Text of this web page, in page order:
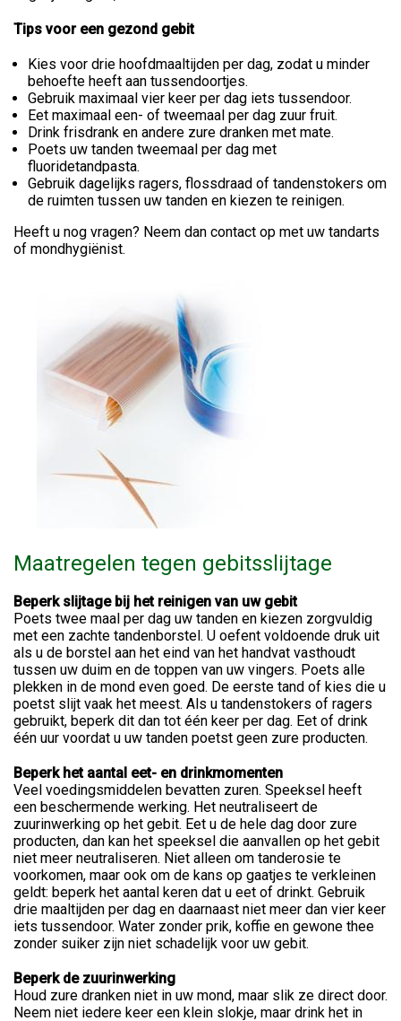
Tips voor een gezond gebit
Kies voor drie hoofdmaaltijden per dag, zodat u minder
behoefte heeft aan tussendoortjes.
Gebruik maximaal vier keer per dag iets tussendoor.
Eet maximaal een- of tweemaal per dag zuur fruit.
Drink frisdrank en andere zure dranken met mate.
Poets uw tanden tweemaal per dag met
fluoridetandpasta.
Gebruik dagelijks ragers, flossdraad of tandenstokers om
de ruimten tussen uw tanden en kiezen te reinigen.
Heeft u nog vragen? Neem dan contact op met uw tandarts
of mondhygiënist.
Maatregelen tegen gebitsslijtage
Beperk slijtage bij het reinigen van uw gebit
Poets twee maal per dag uw tanden en kiezen zorgvuldig
met een zachte tandenborstel. U oefent voldoende druk uit
als u de borstel aan het eind van het handvat vasthoudt
tussen uw duim en de toppen van uw vingers. Poets alle
plekken in de mond even goed. De eerste tand of kies die u
poetst slijt vaak het meest. Als u tandenstokers of ragers
gebruikt, beperk dit dan tot één keer per dag. Eet of drink
één uur voordat u uw tanden poetst geen zure producten.
Beperk het aantal eet- en drinkmomenten
Veel voedingsmiddelen bevatten zuren. Speeksel heeft
een beschermende werking. Het neutraliseert de
zuurinwerking op het gebit. Eet u de hele dag door zure
producten, dan kan het speeksel die aanvallen op het gebit
niet meer neutraliseren. Niet alleen om tanderosie te
voorkomen, maar ook om de kans op gaatjes te verkleinen
geldt: beperk het aantal keren dat u eet of drinkt. Gebruik
drie maaltijden per dag en daarnaast niet meer dan vier keer
iets tussendoor. Water zonder prik, koffie en gewone thee
zonder suiker zijn niet schadelijk voor uw gebit.
Beperk de zuurinwerking
Houd zure dranken niet in uw mond, maar slik ze direct door.
Neem niet iedere keer een klein slokje, maar drink het in